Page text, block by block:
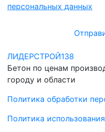
персональных данных
ЛИДЕРСТРОЙ138
Бетон по ценам
городу и области
Политика обработки
Политика